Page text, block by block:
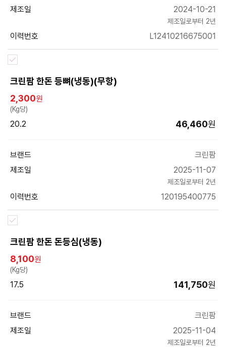
제조일
2024-10-21
제조일로부터 2년
이력번호 L12410216675001
크린팜 한돈 등뼈(냉동)(무항)
브랜드
크린팜
제조일
2025-11-07
제조일로부터 2년
이력번호 120195400775
2,300원
(Kg당)
20.2 46,460원
크린팜 한돈 돈등심(냉동)
브랜드
크린팜
제조일
2025-11-04
제조일로부터 2년
8,100원
(Kg당)
17.5 141,750원